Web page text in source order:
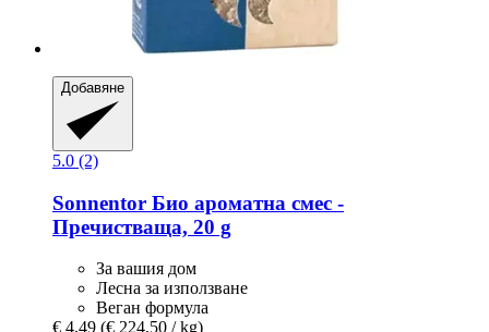
Добавяне
5.0 (2)
Sonnentor Био ароматна смес -​
Пречистваща, 20 g
За вашия дом
Лесна за използване
Веган формула
€ 4,49 (€ 224,50 / kg)